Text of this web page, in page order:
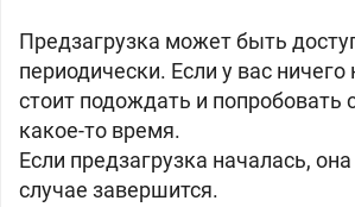
Предзагрузка может быть
периодически. Если у вас ничего
стоит подождать и попробовать
какое-то время.
Если предзагрузка началась,
случае завершится.